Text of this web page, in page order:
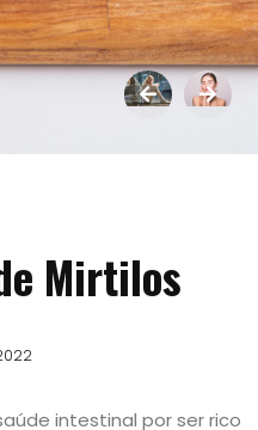
Mirtilos
intestinal por ser rico